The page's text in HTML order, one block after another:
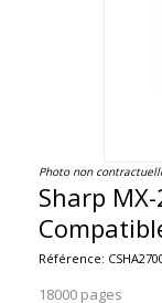
Photo non
Sharp
Référence:
18000 pages